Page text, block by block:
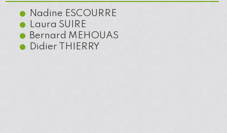
Nadine ESCOURRE
Laura SUIRE
Bernard MEHOUAS
Didier THIERRY